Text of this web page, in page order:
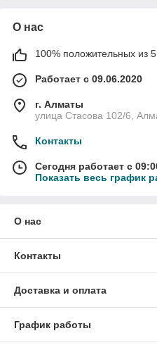
О нас
100% положительных из 5
Работает с 09.06.2020
г. Алматы
улица Стасова 102/6,
Контакты
Сегодня работает с
Показать весь график
О нас
Контакты
Доставка и оплата
График работы